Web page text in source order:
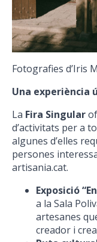
Fotografies d’Iris
Una experiència
La Fira Singular
d’activitats per a
algunes d’elles
persones
artisania.cat.
Exposició
a la Sala
artesanes
creador i